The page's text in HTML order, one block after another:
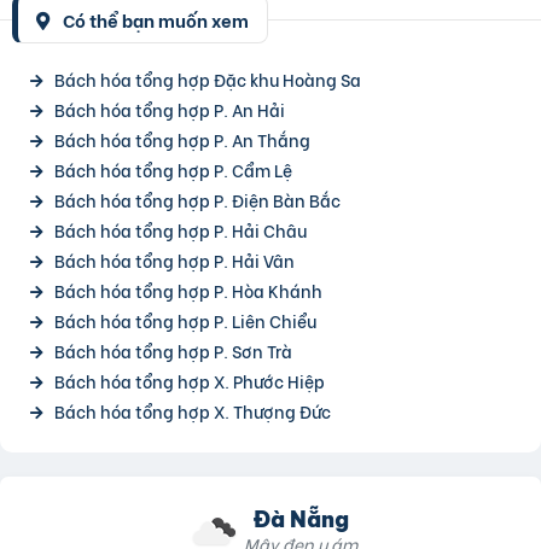
Có thể bạn muốn xem
Bách hóa tổng hợp Đặc khu Hoàng Sa
Bách hóa tổng hợp P. An Hải
Bách hóa tổng hợp P. An Thắng
Bách hóa tổng hợp P. Cẩm Lệ
Bách hóa tổng hợp P. Điện Bàn Bắc
Bách hóa tổng hợp P. Hải Châu
Bách hóa tổng hợp P. Hải Vân
Bách hóa tổng hợp P. Hòa Khánh
Bách hóa tổng hợp P. Liên Chiểu
Bách hóa tổng hợp P. Sơn Trà
Bách hóa tổng hợp X. Phước Hiệp
Bách hóa tổng hợp X. Thượng Đức
Đà Nẵng
Mây đen u ám